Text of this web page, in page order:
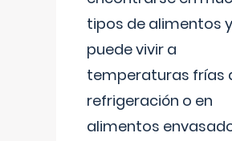
tipos de alimentos y
puede vivir a
temperaturas frías
refrigeración o en
alimentos